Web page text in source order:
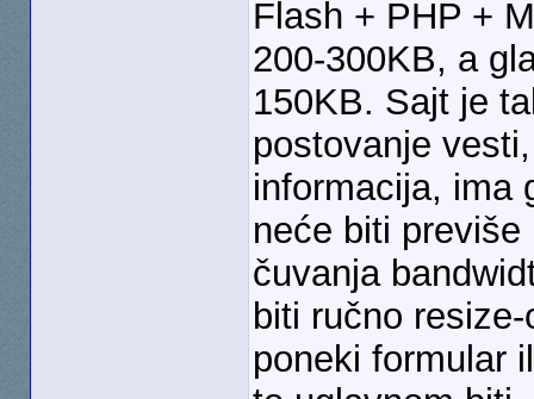
Flash + PHP +
200-300KB, a
150KB. Sajt je
postovanje
informacija, ima
neće biti
čuvanja
biti ručno
poneki formular